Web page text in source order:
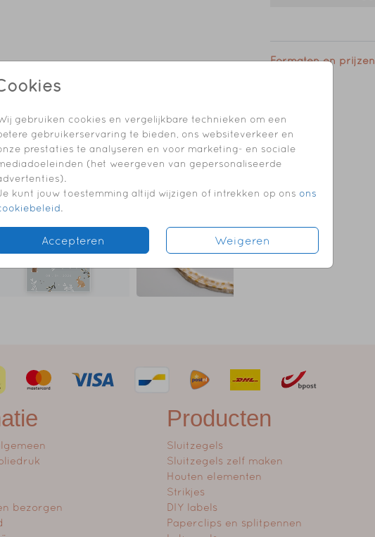
gebruiken cookies en vergelijkbare technieken om een
gebruikerservaring te bieden, ons websiteverkeer en
prestaties te analyseren en voor marketing- en sociale
(het weergeven van gepersonaliseerde
kunt jouw toestemming altijd wijzigen of intrekken op ons ons
.
Accepteren Weigeren
Formaten en prijzen
bezorgen
Producten
Sluitzegels
Sluitzegels zelf maken
Houten elementen
Strikjes
DIY labels
Paperclips en splitpennen